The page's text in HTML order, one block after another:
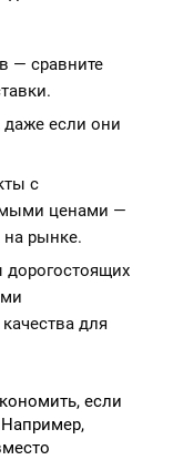
— сравните
даже если они
с
ценами —
на рынке.
для
если
Например,